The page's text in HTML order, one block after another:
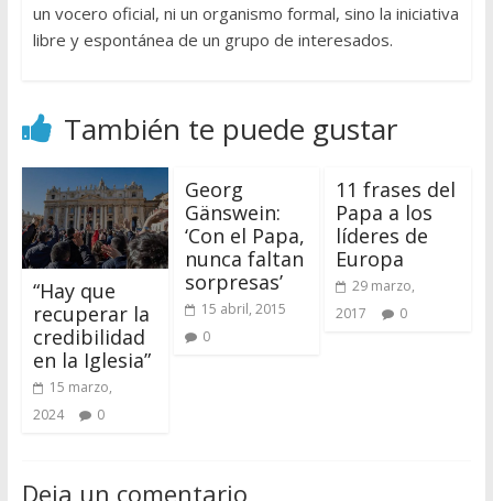
un vocero oficial, ni un organismo formal, sino la iniciativa
libre y espontánea de un grupo de interesados.
También te puede gustar
“Hay que
recuperar la
credibilidad
en la Iglesia”
15 marzo,
2024
0
Georg
Gänswein:
‘Con el Papa,
nunca faltan
sorpresas’
15 abril, 2015
0
11 frases del
Papa a los
líderes de
Europa
29 marzo,
2017
0
Deja un comentario